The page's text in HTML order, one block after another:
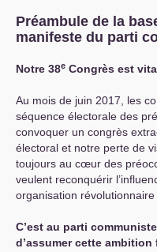
Préambule de la
manifeste du parti
Notre 38e Congrès est
Au mois de juin 2017, les
séquence électorale des
convoquer un congrès
électoral et notre perte de
toujours au cœur des
veulent reconquérir
organisation révolutionnaire
C’est au parti
d’assumer cette ambition